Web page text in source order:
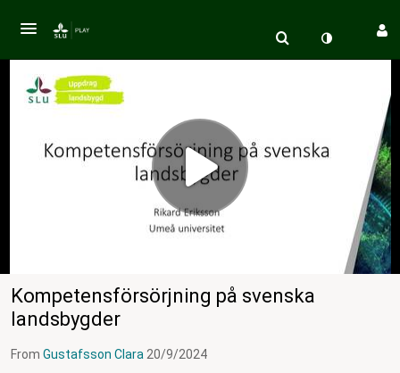
Kompetensförsörjning på svenska
landsbygder
From Gustafsson Clara 20/9/2024